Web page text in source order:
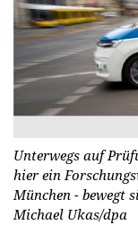
Unterwegs auf
hier ein
München - bewegt
Michael Ukas/dpa